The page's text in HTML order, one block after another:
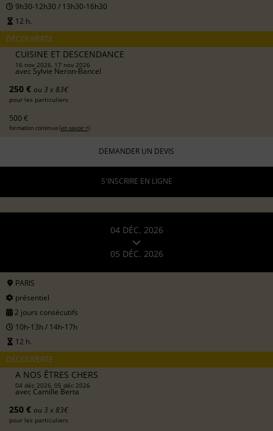
9h30-12h30 / 13h30-16h30
12 h.
DÉCOUVERTE
CUISINE ET DESCENDANCE
16 nov 2026, 17 nov 2026
avec Sylvie Neron-Bancel
250 € ou 3 x 83€
pour les particuliers
500 €
formation continue (en savoir +)
DEMANDER UN DEVIS
S'INSCRIRE EN LIGNE
04 DÉC. 2026
05 DÉC. 2026
PARIS
présentiel
2 jours consécutifs
10h-13h / 14h-17h
12 h.
DÉCOUVERTE
A NOS ÊTRES CHERS
04 déc 2026, 05 déc 2026
avec Camille Berta
250 € ou 3 x 83€
pour les particuliers